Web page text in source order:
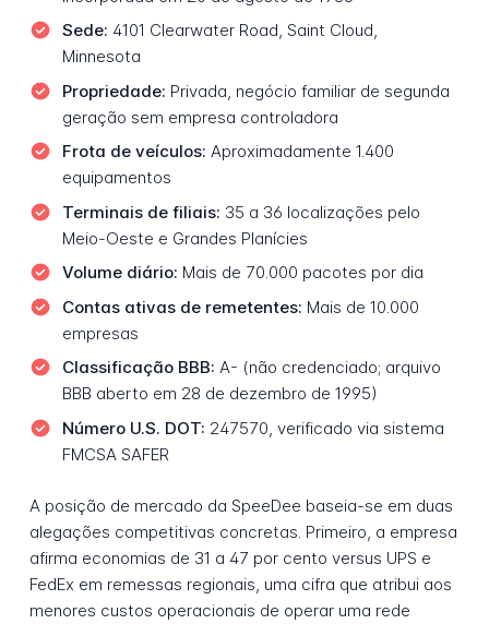
Sede: 4101 Clearwater Road, Saint Cloud,
Minnesota
Propriedade: Privada, negócio familiar de segunda
geração sem empresa controladora
Frota de veículos: Aproximadamente 1.400
equipamentos
Terminais de filiais: 35 a 36 localizações pelo
Meio-Oeste e Grandes Planícies
Volume diário: Mais de 70.000 pacotes por dia
Contas ativas de remetentes: Mais de 10.000
empresas
Classificação BBB: A- (não credenciado; arquivo
BBB aberto em 28 de dezembro de 1995)
Número U.S. DOT: 247570, verificado via sistema
FMCSA SAFER
A posição de mercado da SpeeDee baseia-se em duas
alegações competitivas concretas. Primeiro, a empresa
afirma economias de 31 a 47 por cento versus UPS e
FedEx em remessas regionais, uma cifra que atribui aos
menores custos operacionais de operar uma rede